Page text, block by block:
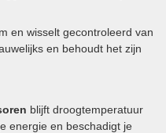
en wisselt gecontroleerd van
en behoudt het zijn
blijft droogtemperatuur
energie en beschadigt je